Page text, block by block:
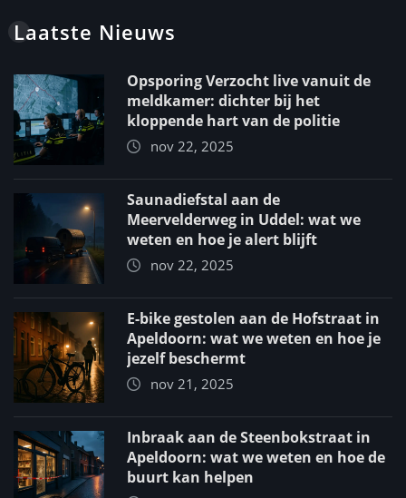
Laatste Nieuws
Opsporing Verzocht live vanuit de
meldkamer: dichter bij het
kloppende hart van de politie
nov 22, 2025
Saunadiefstal aan de
Meervelderweg in Uddel: wat we
weten en hoe je alert blijft
nov 22, 2025
E-bike gestolen aan de Hofstraat in
Apeldoorn: wat we weten en hoe je
jezelf beschermt
nov 21, 2025
Inbraak aan de Steenbokstraat in
Apeldoorn: wat we weten en hoe de
buurt kan helpen